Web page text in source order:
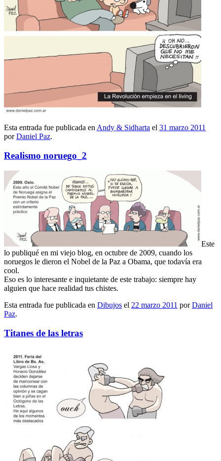
Esta entrada fue publicada enAndy & Sidharta el 31 marzo 2011
porDaniel Paz.
Realismo noruego_2
Este
lo publiqué en mi viejo blog, en octubre de 2009, cuando los
noruegos le dieron el Nobel de la Paz a Obama, que todavía era
cool.
Eso es lo interesante e inquietante de este trabajo: siempre hay
alguien que hace realidad tus chistes.
Esta entrada fue publicada en Dibujos el 22 marzo 2011 porDaniel
Paz.
Titanes de las letras